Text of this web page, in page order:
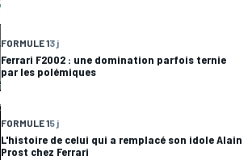
FORMULE 13 j
Ferrari F2002 : une domination parfois ternie
par les polémiques
FORMULE 15 j
L'histoire de celui qui a remplacé son idole Alain
Prost chez Ferrari